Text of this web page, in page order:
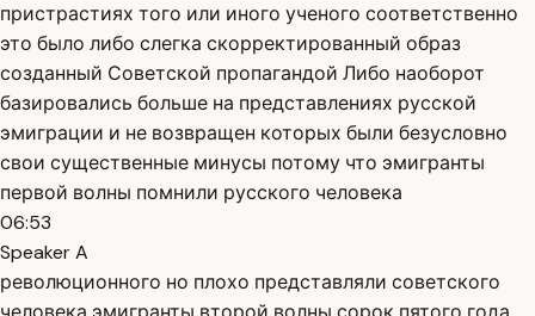
пристрастиях того или иного ученого соответственно
это было либо слегка скорректированный образ
созданный Советской пропагандой Либо наоборот
базировались больше на представлениях русской
эмиграции и не возвращен которых были безусловно
свои существенные минусы потому что эмигранты
первой волны помнили русского человека
06:53
Speaker A
революционного но плохо представляли советского